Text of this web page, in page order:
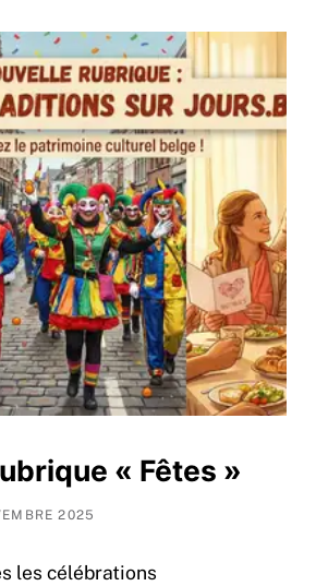
« Fêtes »
2025
les célébrations